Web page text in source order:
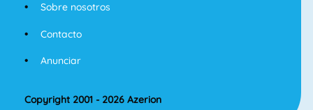
Sobre nosotros
Contacto
Anunciar
Copyright 2001 - 2026 Azerion